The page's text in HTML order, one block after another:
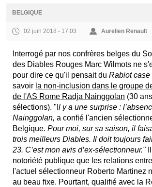
BELGIQUE
02 juin 2018 - 17:03 Aurelien Renault
Interrogé par nos confrères belges du
des Diables Rouges Marc Wilmots ne
pour dire ce qu'il pensait duRabiot case
savoir la non-inclusion dans le groupe
de l'AS Rome Radja Nainggolan (30
sélections). "Il y a une surprise :
Nainggolan,a confié l'ancien
Belgique. Pour moi, sur sa saison, il
trois meilleurs Diables. Il doit toujours
23. C’est mon avis d’ex-sélectionneur."
notoriété publique que les relations
l'actuel sélectionneur Roberto Martinez
au beau fixe. Pourtant, qualifié avec la